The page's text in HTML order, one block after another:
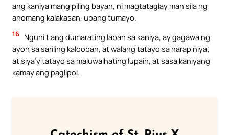
ang kaniya mang piling bayan, ni magtataglay man sila ng
anomang kalakasan, upang tumayo.
16 Nguni’t ang dumarating laban sa kaniya, ay gagawa ng
ayon sa sariling kalooban, at walang tatayo sa harap niya;
at siya’y tatayo sa maluwalhating lupain, at sasa kaniyang
kamay ang paglipol.